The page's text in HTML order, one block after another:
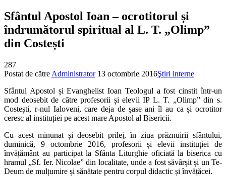
Sfântul Apostol Ioan – ocrotitorul și
îndrumătorul spiritual al L. T. „Olimp”
din Costești
287
Postat de către Administrator 13 octombrie 2016Ştiri interne
Sfântul Apostol și Evanghelist Ioan Teologul a fost cinstit într-un
mod deosebit de către profesorii și elevii IP L. T. „Olimp” din s.
Costești, r-nul Ialoveni, care deja de șase ani îl au ca și ocrotitor
ceresc al instituției pe acest mare Apostol al Bisericii.
Cu acest minunat și deosebit prilej, în ziua prăznuirii sfântului,
duminică, 9 octombrie 2016, profesorii și elevii instituției de
învățământ au participat la Sfânta Liturghie oficiată la biserica cu
hramul „Sf. Ier. Nicolae” din localitate, unde a fost săvârșit și un Te-
Deum de mulțumire și sănătate pentru corpul didactic și învățăcei.